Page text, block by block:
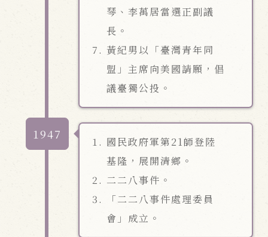
琴、李萬居當選正副議
長。
黃紀男以「臺灣青年同
盟」主席向美國請願，倡
議臺獨公投。
1947
國民政府軍第21師登陸
基隆，展開清鄉。
二二八事件。
「二二八事件處理委員
會」成立。